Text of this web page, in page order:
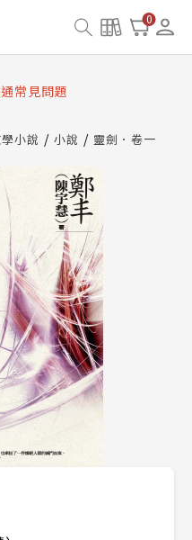
0
資產合併與書櫃開通申請
常見問題
成書櫃開通與資產合併申
資產合併與書櫃開通申請
小說 小說 靈劍．卷一